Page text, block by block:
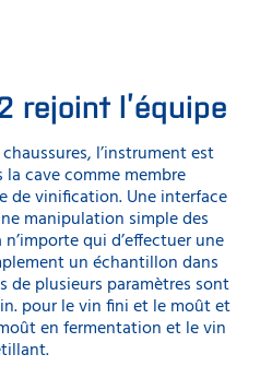
rejoint l’équipe
l’instrument est
cave comme membre
de vinification. Une interface
manipulation simple des
qui d’effectuer une
un échantillon dans
plusieurs paramètres sont
pour le vin fini et le moût et
en fermentation et le vin